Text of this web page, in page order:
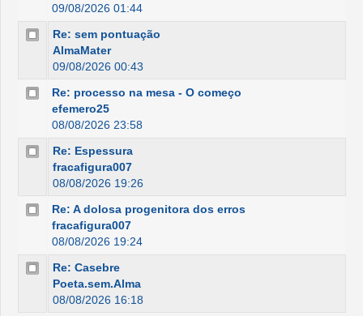
09/08/2026 01:44
Re: sem pontuação
AlmaMater
09/08/2026 00:43
Re: processo na mesa - O começo
efemero25
08/08/2026 23:58
Re: Espessura
fracafigura007
08/08/2026 19:26
Re: A dolosa progenitora dos erros
fracafigura007
08/08/2026 19:24
Re: Casebre
Poeta.sem.Alma
08/08/2026 16:18